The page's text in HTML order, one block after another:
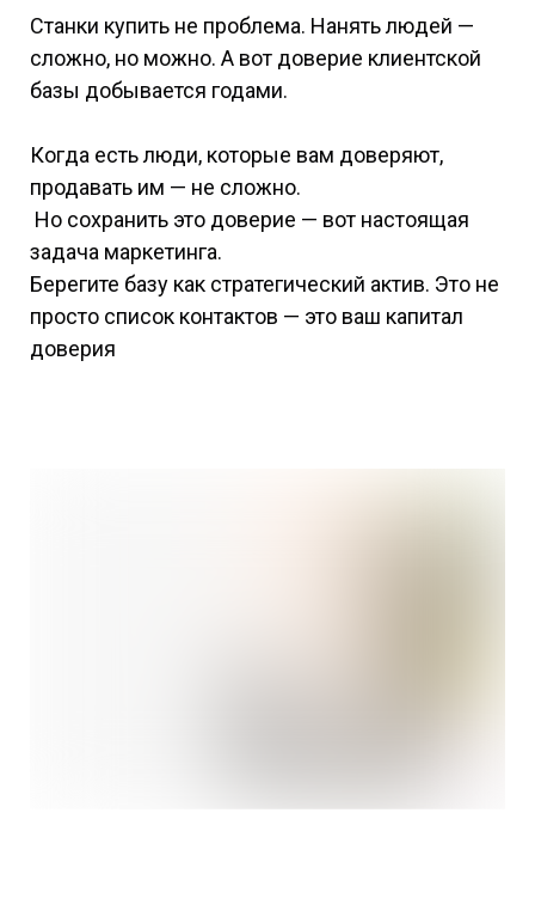
Станки купить не проблема. Нанять людей —
сложно, но можно. А вот доверие клиентской
базы добывается годами.
Когда есть люди, которые вам доверяют,
продавать им — не сложно.
Но сохранить это доверие — вот настоящая
задача маркетинга.
Берегите базу как стратегический актив. Это не
просто список контактов — это ваш капитал
доверия